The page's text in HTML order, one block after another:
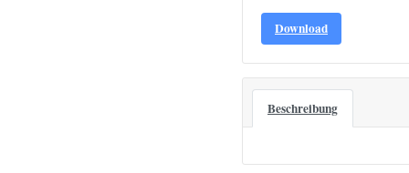
Download
Beschreibung